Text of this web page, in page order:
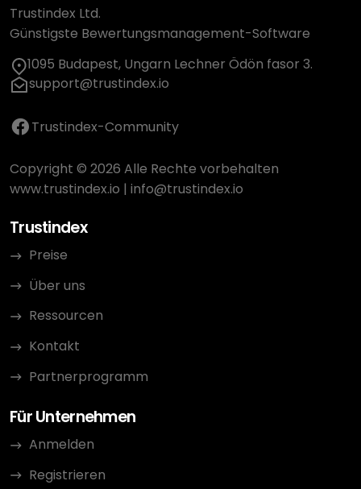
Trustindex Ltd.
Günstigste Bewertungsmanagement-Software
1095 Budapest, Ungarn Lechner Ödön fasor 3.
support@trustindex.io
Trustindex-Community
Copyright © 2026 Alle Rechte vorbehalten
www.trustindex.io | info@trustindex.io
Trustindex
Preise
Über uns
Ressourcen
Kontakt
Partnerprogramm
Für Unternehmen
Anmelden
Registrieren